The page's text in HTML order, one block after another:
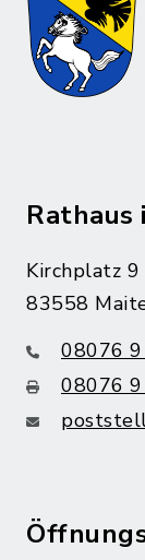
Kirchplatz 9
83558
08076
08076